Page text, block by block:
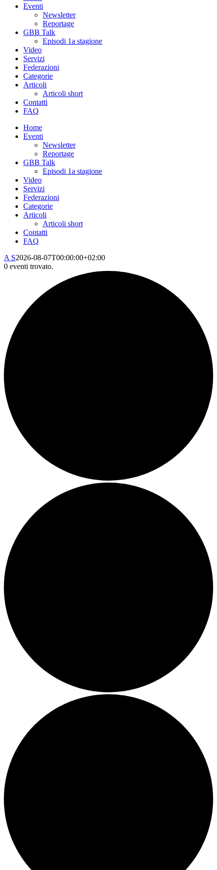
Eventi
Newsletter
Reportage
GBB Talk
Episodi 1a stagione
Video
Servizi
Federazioni
Categorie
Articoli
Articoli short
Contatti
FAQ
Home
Eventi
Newsletter
Reportage
GBB Talk
Episodi 1a stagione
Video
Servizi
Federazioni
Categorie
Articoli
Articoli short
Contatti
FAQ
A S2026-08-07T00:00:00+02:00
0 eventi trovato.